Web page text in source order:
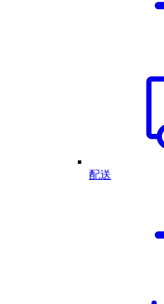
配送